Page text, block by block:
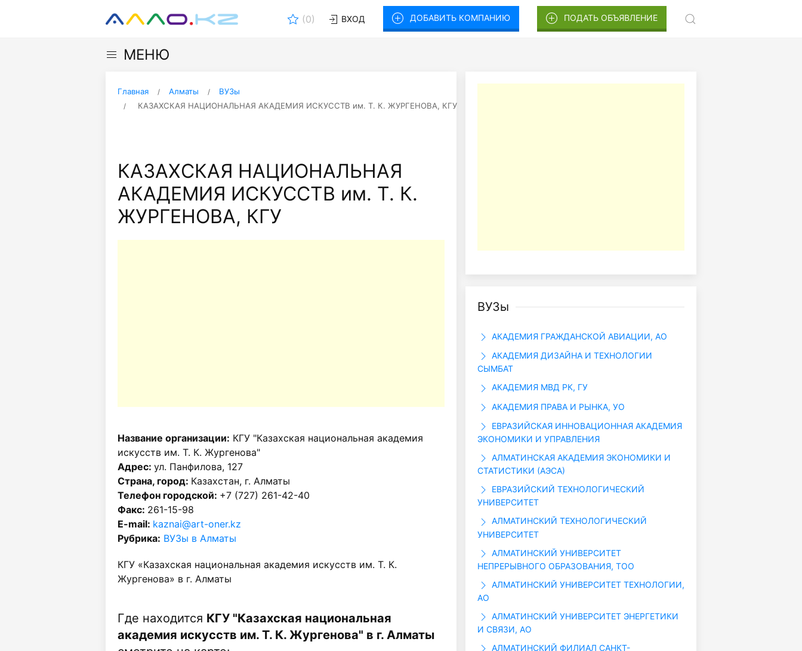
(0) ВХОД ДОБАВИТЬ КОМПАНИЮ ПОДАТЬ ОБЪЯВЛЕНИЕ
МЕНЮ
Главная Алматы
ВУЗы
КАЗАХСКАЯ НАЦИОНАЛЬНАЯ АКАДЕМИЯ ИСКУССТВ им. Т. К. ЖУРГЕНОВА, КГУ
КАЗАХСКАЯ НАЦИОНАЛЬНАЯ
АКАДЕМИЯ ИСКУССТВ им. Т. К.
ЖУРГЕНОВА, КГУ
Название организации: КГУ "Казахская национальная академия
искусств им. Т. К. Жургенова"
Адрес: ул. Панфилова, 127
Страна, город: Казахстан, г. Алматы
Телефон городской: +7 (727) 261-42-40
Факс: 261-15-98
E-mail: kaznai@art-oner.kz
Рубрика: ВУЗы в Алматы
КГУ «Казахская национальная академия искусств им. Т. К.
Жургенова» в г. Алматы
Где находится КГУ "Казахская национальная
академия искусств им. Т. К. Жургенова" в г. Алматы
ВУЗы
АКАДЕМИЯ ГРАЖДАНСКОЙ АВИАЦИИ, АО
АКАДЕМИЯ ДИЗАЙНА И ТЕХНОЛОГИИ
СЫМБАТ
АКАДЕМИЯ МВД РК, ГУ
АКАДЕМИЯ ПРАВА И РЫНКА, УО
ЕВРАЗИЙСКАЯ ИННОВАЦИОННАЯ АКАДЕМИЯ
ЭКОНОМИКИ И УПРАВЛЕНИЯ
АЛМАТИНСКАЯ АКАДЕМИЯ ЭКОНОМИКИ И
СТАТИСТИКИ (АЭСА)
ЕВРАЗИЙСКИЙ ТЕХНОЛОГИЧЕСКИЙ
УНИВЕРСИТЕТ
АЛМАТИНСКИЙ ТЕХНОЛОГИЧЕСКИЙ
УНИВЕРСИТЕТ
АЛМАТИНСКИЙ УНИВЕРСИТЕТ
НЕПРЕРЫВНОГО ОБРАЗОВАНИЯ, ТОО
АЛМАТИНСКИЙ УНИВЕРСИТЕТ ТЕХНОЛОГИИ,
АО
АЛМАТИНСКИЙ УНИВЕРСИТЕТ ЭНЕРГЕТИКИ
И СВЯЗИ, АО
АЛМАТИНСКИЙ ФИЛИАЛ САНКТ-